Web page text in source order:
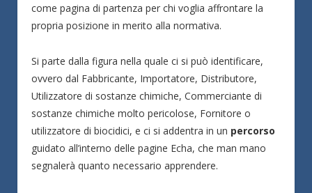
come pagina di partenza per chi voglia affrontare la
propria posizione in merito alla normativa.
Si parte dalla figura nella quale ci si può identificare,
ovvero dal Fabbricante, Importatore, Distributore,
Utilizzatore di sostanze chimiche, Commerciante di
sostanze chimiche molto pericolose, Fornitore o
utilizzatore di biocidici, e ci si addentra in un percorso
guidato all’interno delle pagine Echa, che man mano
segnalerà quanto necessario apprendere.